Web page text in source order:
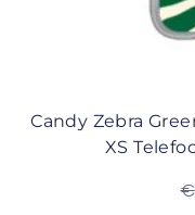
Candy Zebra
XS
€